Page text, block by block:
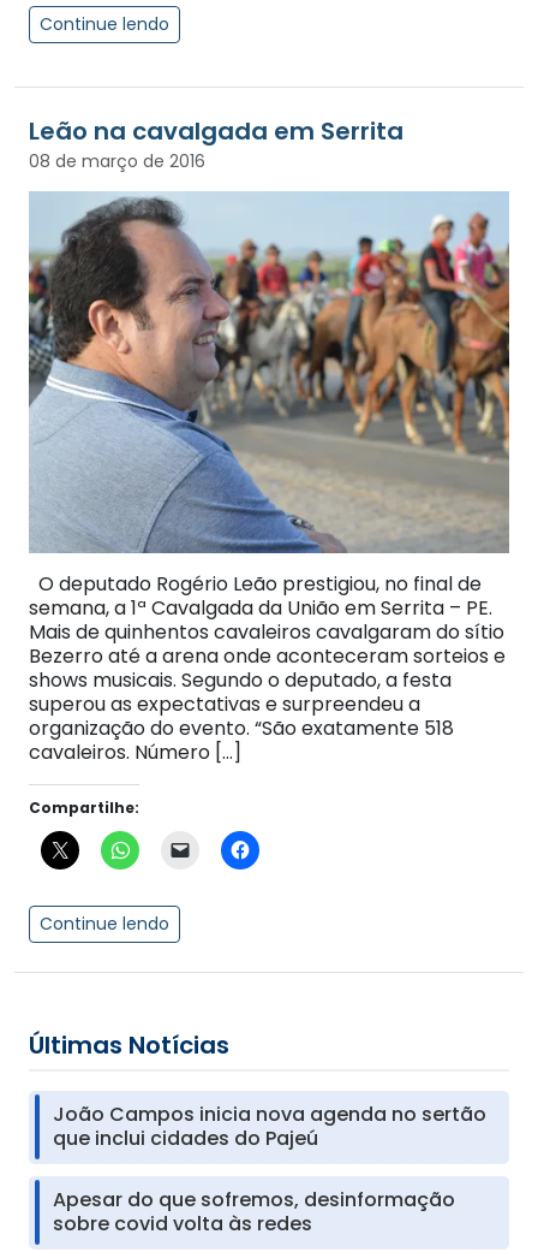
Continue lendo
Leão na cavalgada em Serrita
08 de março de 2016
O deputado Rogério Leão prestigiou, no final de
semana, a 1ª Cavalgada da União em Serrita – PE.
Mais de quinhentos cavaleiros cavalgaram do sítio
Bezerro até a arena onde aconteceram sorteios e
shows musicais. Segundo o deputado, a festa
superou as expectativas e surpreendeu a
organização do evento. “São exatamente 518
cavaleiros. Número […]
Compartilhe:
Continue lendo
Últimas Notícias
João Campos inicia nova agenda no sertão
que inclui cidades do Pajeú
Apesar do que sofremos, desinformação
sobre covid volta às redes